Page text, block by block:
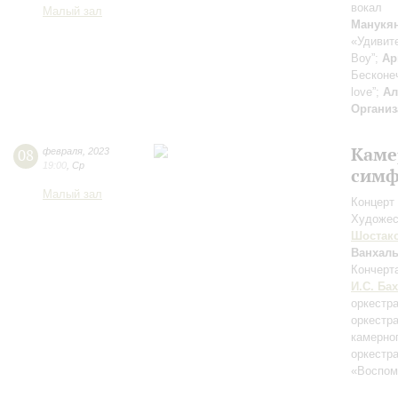
Малый зал
вокал
Boy”;
love”;
08 февраля 2023
19:00 Ср
Малый зал
Ванхаль
И.С. Бах